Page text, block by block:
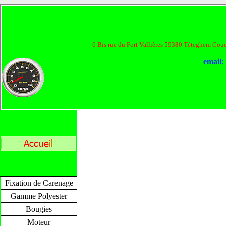
6 Bis rue du Fort Vallières 59380 Téteghem
email:
Fixation de Carenage
Gamme Polyester
Bougies
Moteur